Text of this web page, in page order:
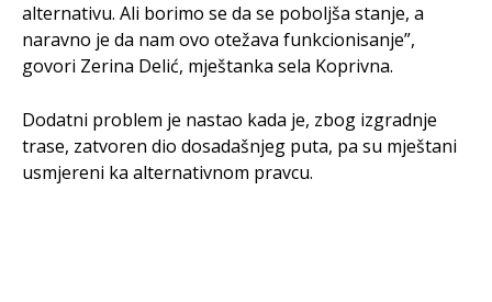
alternativu. Ali borimo se da se poboljša stanje, a
naravno je da nam ovo otežava funkcionisanje”,
govori Zerina Delić, mještanka sela Koprivna.
Dodatni problem je nastao kada je, zbog izgradnje
trase, zatvoren dio dosadašnjeg puta, pa su mještani
usmjereni ka alternativnom pravcu.